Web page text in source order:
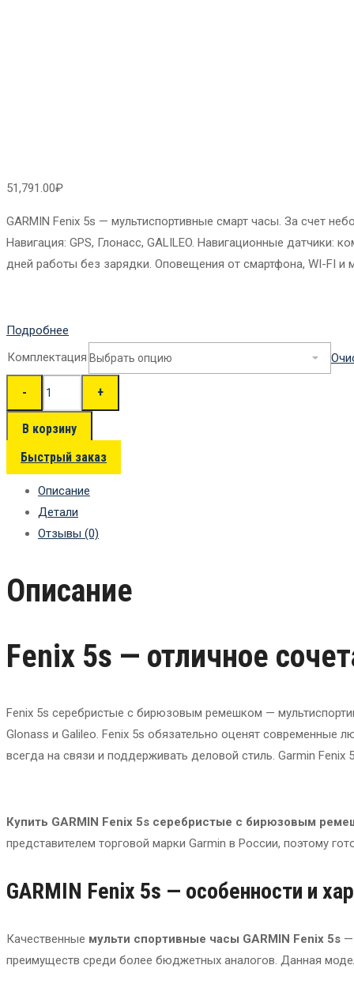
51,791.00₽
GARMIN Fenix 5s — мультиспортивные смарт часы. За счет
Навигация: GPS, Глонасс, GALILEO. Навигационные датчики:
дней работы без зарядки. Оповещения от смартфона, WI-FI и
Подробнее
Комплектация
В корзину
Быстрый заказ
Описание
Детали
Отзывы (0)
Описание
Fenix 5s — отличное
Fenix 5s серебристые с бирюзовым ремешком —
Glonass и Galileo. Fenix 5s обязательно оценят
всегда на связи и поддерживать деловой стиль. Garmin Fenix
Купить GARMIN Fenix 5s серебристые с бирюзовым
представителем торговой марки Garmin в России, поэтому
GARMIN Fenix 5s — особенности и
Качественные мульти спортивные часы GARMIN Fenix 5s —
преимуществ среди более бюджетных аналогов. Данная